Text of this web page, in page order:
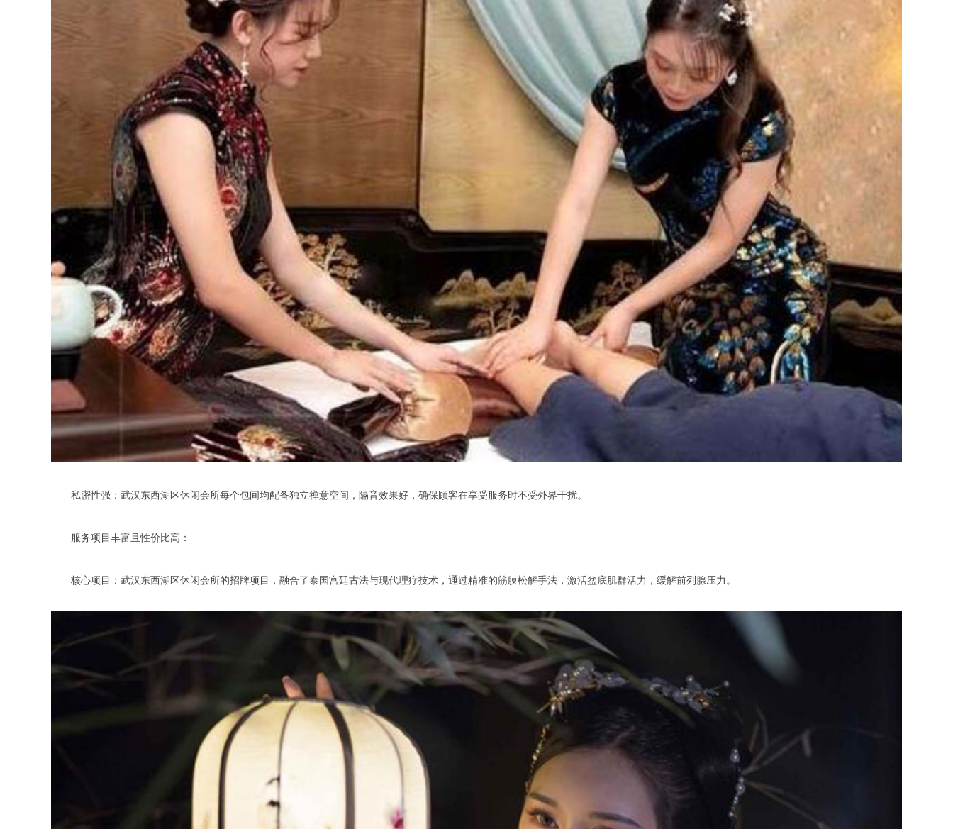
私密性强：武汉东西湖区休闲会所每个包间均配备独立禅意空间，隔音效果好，确保顾客在享受服务时不受外界干扰。
服务项目丰富且性价比高：
核心项目：武汉东西湖区休闲会所的招牌项目，融合了泰国宫廷古法与现代理疗技术，通过精准的筋膜松解手法，激活盆底肌群活力，缓解前列腺压力。